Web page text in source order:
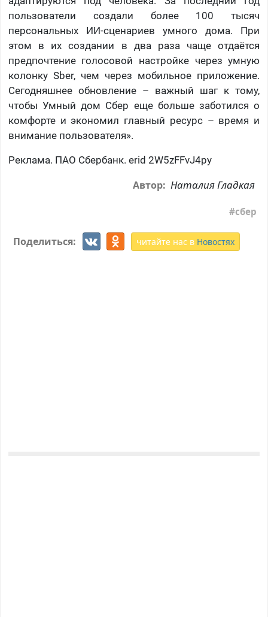
пользователи создали более 100 тысяч
персональных ИИ-сценариев умного дома. При
этом в их создании в два раза чаще отдаётся
предпочтение голосовой настройке через умную
колонку Sber, чем через мобильное приложение.
Сегодняшнее обновление – важный шаг к тому,
чтобы Умный дом Сбер еще больше заботился о
комфорте и экономил главный ресурс – время и
внимание пользователя».
Реклама. ПАО Сбербанк. erid 2W5zFFvJ4py
Автор: Наталия Гладкая
сбер
Поделиться: читайте нас в Новостях